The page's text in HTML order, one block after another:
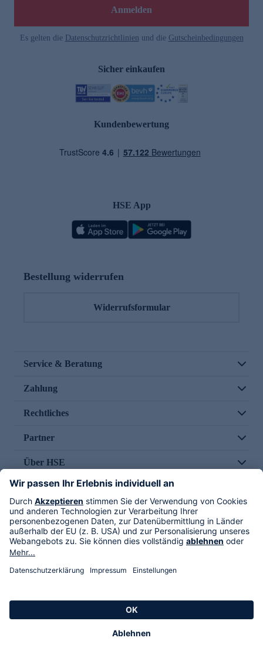
Anmelden
Es gelten die Datenschutzrichtlinien und die Gutscheinbedingungen
Sicher einkaufen
Kundenbewertung
HSE App
Bestellung widerrufen
Widerrufsformular
Service & Beratung
Zahlung
Rechtliches
Partner
Über HSE
Im TV
HSE International